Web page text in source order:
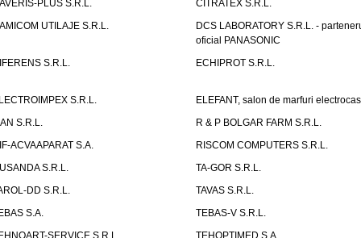
PLUS S.R.L.
CITRATEX S.R.L.
UTILAJE S.R.L.
DCS LABORATORY S.R.L. -
oficial PANASONIC
S.R.L.
ECHIPROT S.R.L.
S.R.L.
ELEFANT, salon de marfuri
S.R.L.
R & P BOLGAR FARM S.R.L.
ACVAAPARAT S.A.
RISCOM COMPUTERS S.R.L.
S.R.L.
TA-GOR S.R.L.
DD S.R.L.
TAVAS S.R.L.
S.A.
TEBAS-V S.R.L.
SERVICE S.R.L.
TEHOPTIMED S.A.